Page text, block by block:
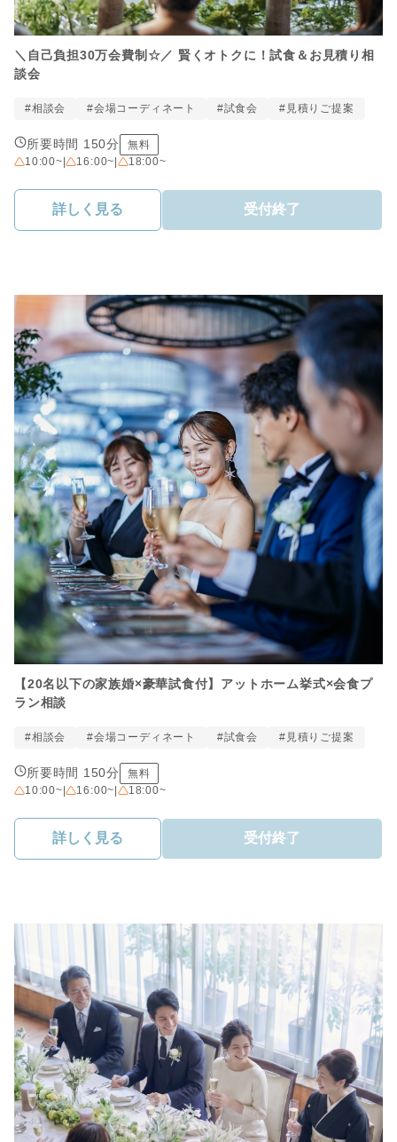
＼自己負担30万会費制☆／ 賢くオトクに！試食＆お見積り相
談会
#相談会 #会場コーディネート #試食会 #見積りご提案
所要時間 150分
無料
10:00~| 16:00~| 18:00~
詳しく見る 受付終了
【20名以下の家族婚×豪華試食付】アットホーム挙式×会食プ
ラン相談
#相談会 #会場コーディネート #試食会 #見積りご提案
所要時間 150分
無料
10:00~| 16:00~| 18:00~
詳しく見る 受付終了